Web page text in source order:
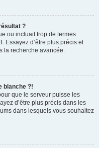
?
ou incluait trop de termes
Essayez d’être plus précis et
la recherche avancée.
blanche ?!
que le serveur puisse les
d’être plus précis dans les
dans lesquels vous souhaitez